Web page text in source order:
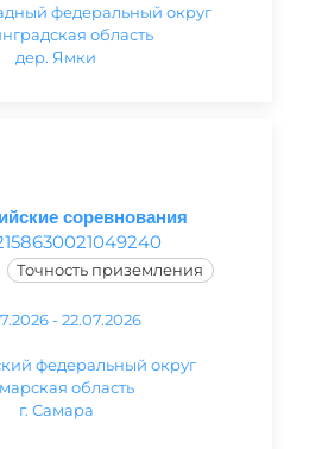
федеральный округ
область
дер. Ямки
соревнования
Точность приземления
- 22.07.2026
федеральный округ
область
г. Самара